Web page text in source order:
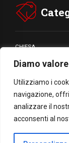
Diamo
Utilizziamo i
navigazione,
analizzare il
acconsenti al
CHIESA
CARITÁ
CULTURA